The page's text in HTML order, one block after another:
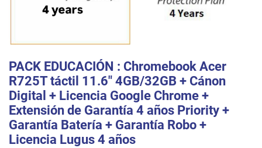
PACK EDUCACIÓN : Chromebook Acer
R725T táctil 11.6" 4GB/32GB + Cánon
Digital + Licencia Google Chrome +
Extensión de Garantía 4 años Priority +
Garantía Batería + Garantía Robo +
Licencia Lugus 4 años